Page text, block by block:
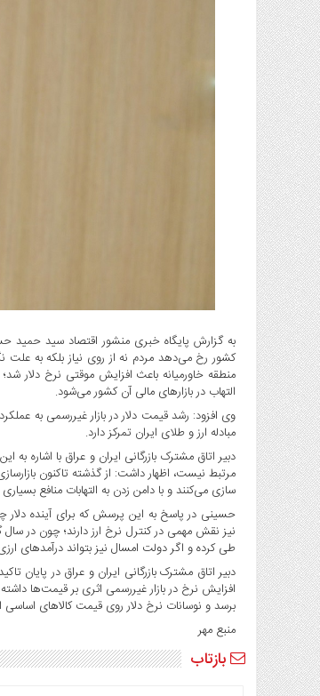
نفت،
گاز
و
پتروشیمی
صنعت
و
خودرو
استارت
آپ
و
فن
آوری
بانک
،
بیمه
و
ارز
دیجیتال
کشاورزی
و
صنایع
غذایی
سیاسی
و
بین
الملل
نگاه
روز
گوناگون
به گزارش پایگاه خبری منشور اقتصاد سید حمید
کشور رخ می‌دهد مردم نه از روی نیاز بلکه به علت
منطقه خاورمیانه باعث افزایش موقتی نرخ دلار
التهاب در بازارهای مالی آن کشور می‌شود.
وی افزود: رشد قیمت دلار در بازار غیررسمی به
مبادله ارز و طلای ایران تمرکز دارد.
دبیر اتاق مشترک بازرگانی ایران و عراق با
مرتبط نیست، اظهار داشت: از گذشته تاکنون
سازی می‌کنند و با دامن زدن به التهابات منافع
حسینی در پاسخ به این پرسش که برای آینده دلار
طی کرده و اگر دولت امسال نیز بتواند درآمدهای
دبیر اتاق مشترک بازرگانی ایران و عراق در پایان
افزایش نرخ در بازار غیررسمی اثری بر قیمت‌ها داشته
برسد و نوسانات نرخ دلار روی قیمت کالاهای اساسی
منبع مهر
بازتاب